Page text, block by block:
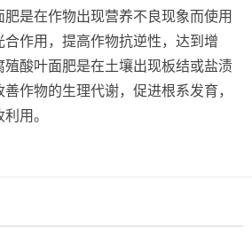
是在作物出现营养不良现象而使用
作用，提高作物抗逆性，达到增
殖酸叶面肥是在土壤出现板结或盐渍
作物的生理代谢，促进根系发育，
用。